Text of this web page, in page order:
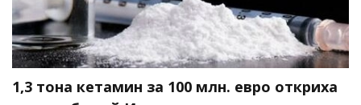
1,3 тона кетамин за 100 млн. евро откриха